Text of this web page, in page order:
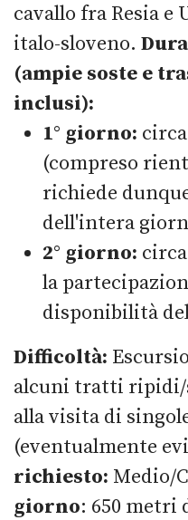
cavallo fra Resia e
italo-sloveno.
(ampie soste e
inclusi):
1° giorno:
(compreso
richiede
dell'intera
2° giorno:
la
disponibilità
Difficoltà:
alcuni tratti ripidi/
alla visita di
(eventualmente
richiesto: Medio/
giorno: 650 metri